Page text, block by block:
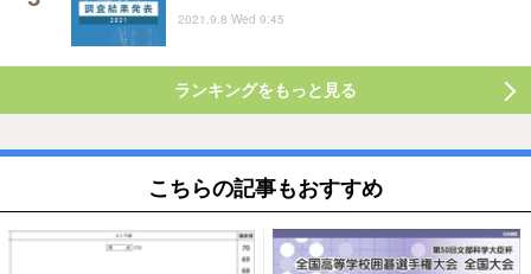
2021.9.8 Wed 9:45
ランキングをもっと見る
こちらの記事もおすすめ